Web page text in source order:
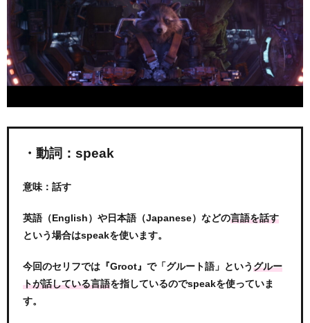
・動詞：speak
意味：話す
英語（English）や日本語（Japanese）などの言語を話す
という場合はspeakを使います。
今回のセリフでは『Groot』で「グルート語」という グルー
トが話している言語を指しているのでspeakを使っていま
す。